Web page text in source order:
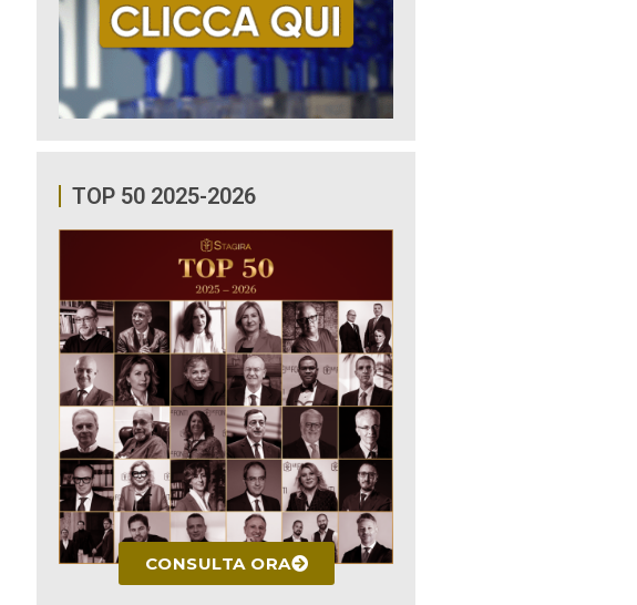
TOP 50 2025-2026
CONSULTA ORA